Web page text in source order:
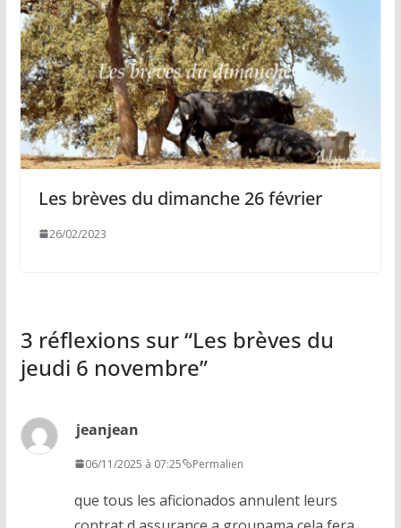
Les brèves du dimanche 26 février
26/02/2023
3 réflexions sur “Les brèves du
jeudi 6 novembre”
jeanjean
06/11/2025 à 07:25 Permalien
que tous les aficionados annulent leurs